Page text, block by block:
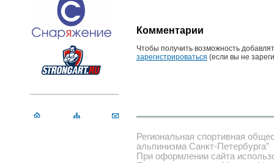
Комментарии
Чтобы получить возможность
зарегистрироваться (если вы не
Региональная спортивная
альпинизма Санкт-Петербурга”
При оформлении сайта